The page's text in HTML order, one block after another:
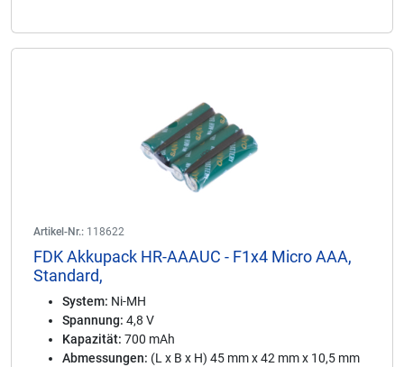
Artikel-Nr.: 118622
FDK Akkupack HR-AAAUC - F1x4 Micro AAA,
Standard,
System: Ni-MH
Spannung: 4,8 V
Kapazität: 700 mAh
Abmessungen: (L x B x H) 45 mm x 42 mm x 10,5 mm